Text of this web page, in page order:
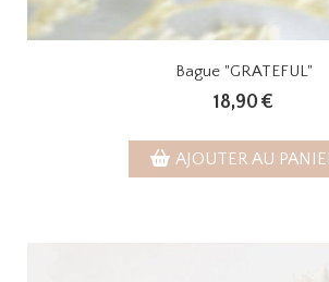
Bague "GRATEFUL"
18,90 €
AJOUTER AU